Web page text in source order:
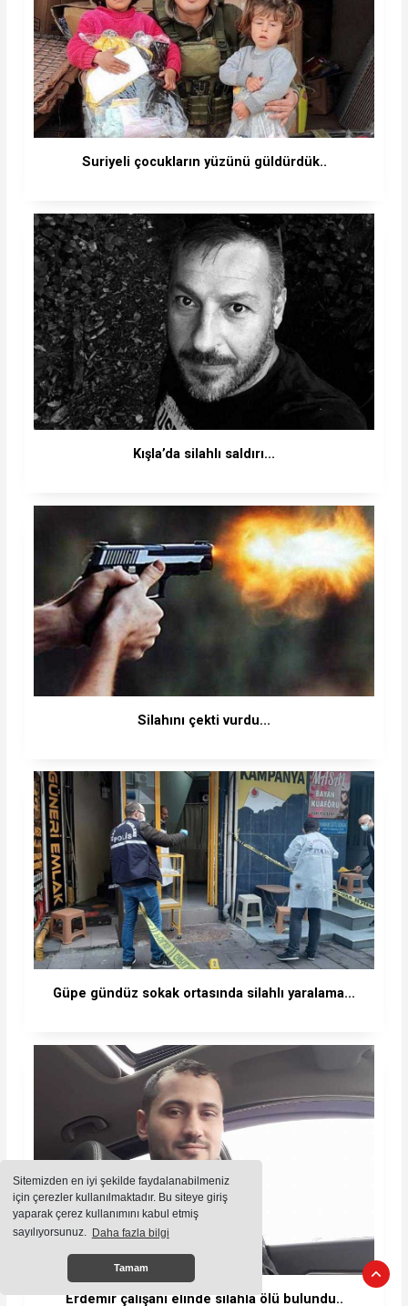
Sitemizden en iyi şekilde faydalanabilmeniz
için çerezler kullanılmaktadır. Bu siteye giriş
yaparak çerez kullanımını kabul etmiş
sayılıyorsunuz. Daha fazla bilgi
Tamam
Suriyeli çocukların yüzünü güldürdük..
Kışla’da silahlı saldırı...
Silahını çekti vurdu...
Güpe gündüz sokak ortasında silahlı yaralama...
Erdemir çalışanı elinde silahla ölü bulundu..